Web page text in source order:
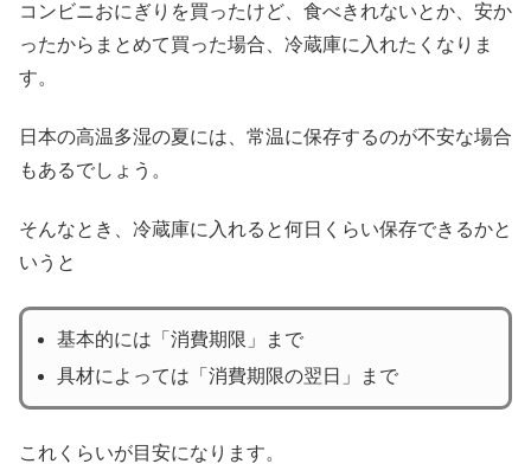
コンビニおにぎりを買ったけど、食べきれないとか、安か
ったからまとめて買った場合、冷蔵庫に入れたくなりま
す。
日本の高温多湿の夏には、常温に保存するのが不安な場合
もあるでしょう。
そんなとき、冷蔵庫に入れると何日くらい保存できるかと
いうと
基本的には「消費期限」まで
具材によっては「消費期限の翌日」まで
これくらいが目安になります。